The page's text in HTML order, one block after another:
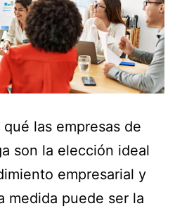
las empresas de
son la elección ideal
empresarial y
medida puede ser la